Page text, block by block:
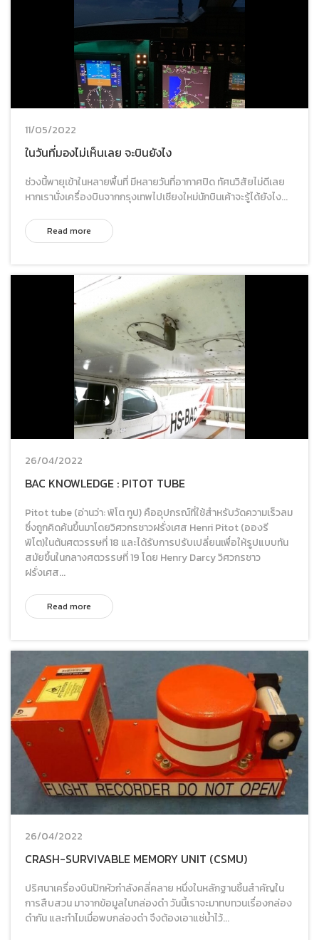
11/05/2022
ในวันที่มองไม่เห็นเลย จะบินยังไง
ช่วงนี้พายุเข้าในหลายพื้นที่ มีหลายวันที่อากาศปิด ทัศนวิสัยไม่ดีเลย
หากเรานั่งเครื่องบินจากกรุงเทพไปเชียงใหม่นักบินเค้าจะรู้ได้ยังไง...
Read more
26/04/2022
BAC KNOWLEDGE : PITOT TUBE
Pitot tube (อ่านว่า: พิโต ทูป) คืออุปกรณ์ที่ใช้สำหรับวัดความเร็วลม
ซึ่งถูกคิดค้นขึ้นมาโดยวิศวกรชาวฝรั่งเศส Henri Pitot (อองรี
พิโต)ในต้นศตวรรษที่ 18 และได้รับการปรับเปลี่ยนเพื่อให้รูปแบบทัน
สมัยขึ้นในกลางศตวรรษที่ 19 โดย Henry Darcy วิศวกรชาว
ฝรั่งเศส...
Read more
26/04/2022
CRASH-SURVIVABLE MEMORY UNIT (CSMU)
ปริศนาเครื่องบินปักหัวกำลังคลี่คลาย หนึ่งในหลักฐานชิ้นสำคัญใน
การสืบสวน มาจากข้อมูลในกล่องดำ วันนี้เราจะมาทบทวนเรื่องกล่อง
ดำกัน และทำไมเมื่อพบกล่องดำ จึงต้องเอาแช่น้ำไว้...